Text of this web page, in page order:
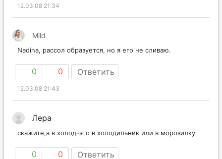
12.03.08 21:34
Mild
Nadina, рассол образуется, но я его не сливаю.
0 0 Ответить
12.03.08 21:43
Лера
скажите,а в холод-это в холодильник или в морозилку
0 0 Ответить